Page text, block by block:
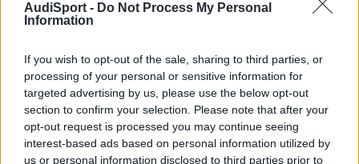
AudiSport - Do Not Process My Personal
Information
If you wish to opt-out of the sale, sharing to third parties, or
processing of your personal or sensitive information for
targeted advertising by us, please use the below opt-out
section to confirm your selection. Please note that after your
opt-out request is processed you may continue seeing
interest-based ads based on personal information utilized by
us or personal information disclosed to third parties prior to
aqui esta, tenemos que mirar un poquito mas por el foro heeeee
saludos
Responder